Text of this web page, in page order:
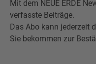
Mit dem NEUE ERDE
verfasste Beiträge.
Das Abo kann jederzeit
Sie bekommen zur